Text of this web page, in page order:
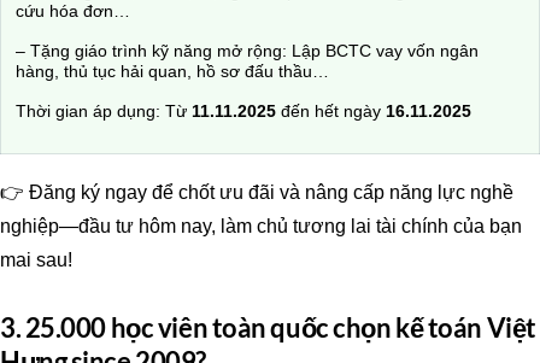
cứu hóa đơn…
– Tặng giáo trình kỹ năng mở rộng: Lập BCTC vay vốn ngân
hàng, thủ tục hải quan, hồ sơ đấu thầu…
Thời gian áp dụng: Từ 11.11.2025 đến hết ngày 16.11.2025
👉 Đăng ký ngay để chốt ưu đãi và nâng cấp năng lực nghề
nghiệp—đầu tư hôm nay, làm chủ tương lai tài chính của bạn
mai sau!
3. 25.000 học viên toàn quốc chọn kế toán Việt